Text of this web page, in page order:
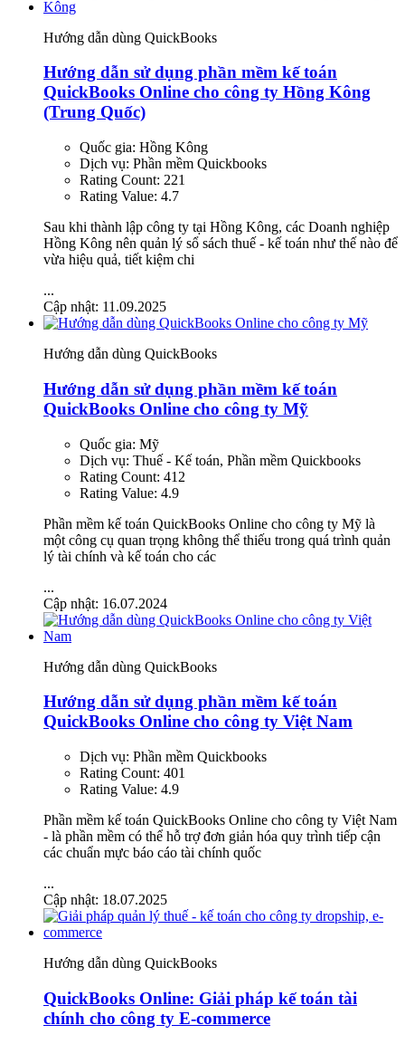
Hướng dẫn dùng QuickBooks
Hướng dẫn sử dụng phần mềm kế toán
QuickBooks Online cho công ty Hồng Kông
(Trung Quốc)
Quốc gia: Hồng Kông
Dịch vụ: Phần mềm Quickbooks
Rating Count: 221
Rating Value: 4.7
Sau khi thành lập công ty tại Hồng Kông, các Doanh nghiệp
Hồng Kông nên quản lý sổ sách thuế - kế toán như thế nào để
vừa hiệu quả, tiết kiệm chi
...
Cập nhật: 11.09.2025
Hướng dẫn dùng QuickBooks
Hướng dẫn sử dụng phần mềm kế toán
QuickBooks Online cho công ty Mỹ
Quốc gia: Mỹ
Dịch vụ: Thuế - Kế toán, Phần mềm Quickbooks
Rating Count: 412
Rating Value: 4.9
Phần mềm kế toán QuickBooks Online cho công ty Mỹ là
một công cụ quan trọng không thể thiếu trong quá trình quản
lý tài chính và kế toán cho các
...
Cập nhật: 16.07.2024
Hướng dẫn dùng QuickBooks
Hướng dẫn sử dụng phần mềm kế toán
QuickBooks Online cho công ty Việt Nam
Dịch vụ: Phần mềm Quickbooks
Rating Count: 401
Rating Value: 4.9
Phần mềm kế toán QuickBooks Online cho công ty Việt Nam
- là phần mềm có thể hỗ trợ đơn giản hóa quy trình tiếp cận
các chuẩn mực báo cáo tài chính quốc
...
Cập nhật: 18.07.2025
Hướng dẫn dùng QuickBooks
QuickBooks Online: Giải pháp kế toán tài
chính cho công ty E-commerce